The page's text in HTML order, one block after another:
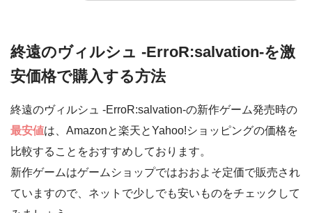
終遠のヴィルシュ -ErroR:salvation-を激
安価格で購入する方法
終遠のヴィルシュ -ErroR:salvation-の新作ゲーム発売時の
最安値は、Amazonと楽天とYahoo!ショッピングの価格を
比較することをおすすめしております。
新作ゲームはゲームショップではおおよそ定価で販売され
ていますので、ネットで少しでも安いものをチェックして